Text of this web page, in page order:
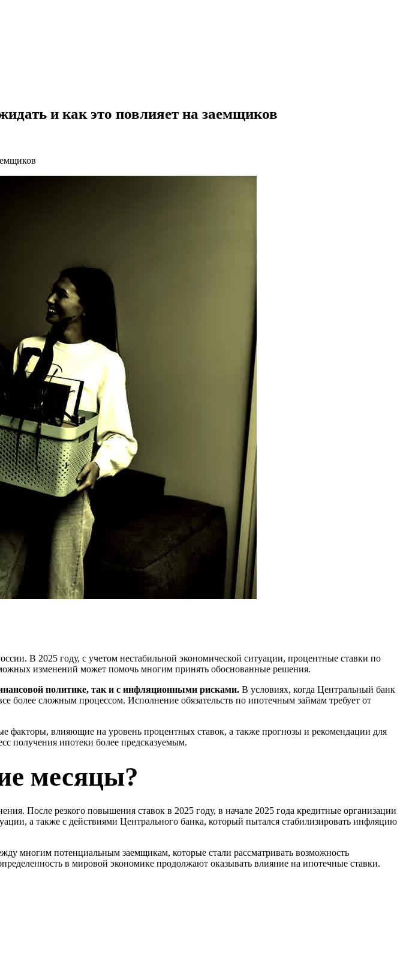
и как это повлияет на заемщиков
В 2025 году, с учетом нестабильной экономической ситуации, процентные ставки по
изменений может помочь многим принять обоснованные решения.
политике, так и с инфляционными рисками. В условиях, когда Центральный банк
более сложным процессом. Исполнение обязательств по ипотечным займам требует от
факторы, влияющие на уровень процентных ставок, а также прогнозы и рекомендации для
получения ипотеки более предсказуемым.
месяцы?
После резкого повышения ставок в 2025 году, в начале 2025 года кредитные организации
а также с действиями Центрального банка, который пытался стабилизировать инфляцию
многим потенциальным заемщикам, которые стали рассматривать возможность
в мировой экономике продолжают оказывать влияние на ипотечные ставки.